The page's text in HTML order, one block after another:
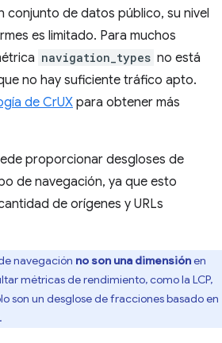
conjunto de datos público, su nivel
es limitado. Para muchos
navigation_types no está
no hay suficiente tráfico apto.
de CrUX para obtener más
proporcionar desgloses de
de navegación, ya que esto
de orígenes y URLs
navegación no son una dimensiónen
métricas de rendimiento, como la LCP,
son un desglose de fracciones basado en
.